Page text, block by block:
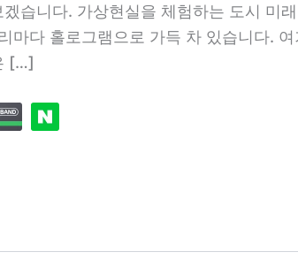
겠습니다. 가상현실을 체험하는 도시 미
마다 홀로그램으로 가득 차 있습니다.
[…]